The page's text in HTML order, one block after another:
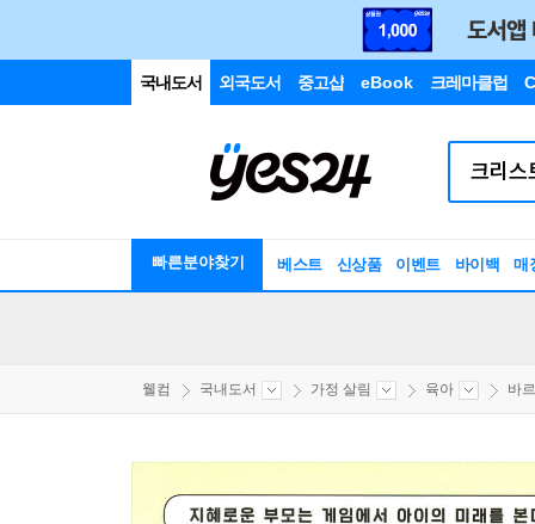
국내도서 외국도서 중고샵 eBook 크레마클럽
빠른분야찾기 베스트 신상품 이벤트 바이백 매
웰컴 국내도서 가정 살림 육아 바